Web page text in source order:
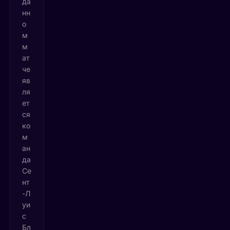
нн
о
м
м
ат
че
яв
ля
ет
ся
ко
м
ан
да
Се
нт
-Л
уи
с
Бл